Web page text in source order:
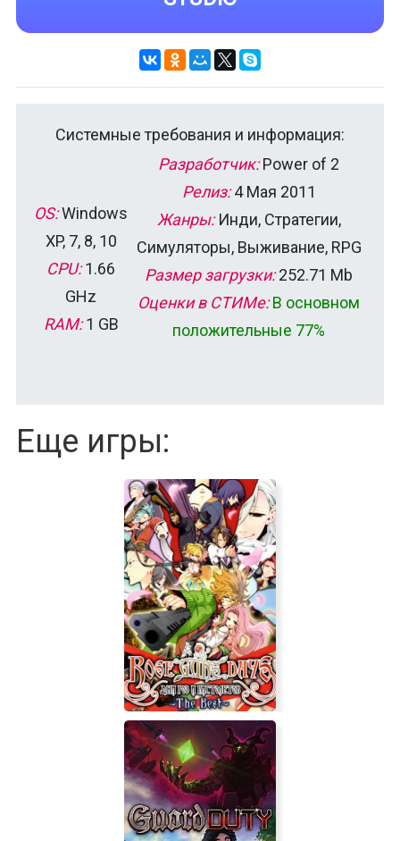
Системные требования и информация:
OS:Windows
XP, 7, 8, 10
CPU:1.66
GHz
RAM:1 GB
Разработчик:Power of 2
Релиз:4 Мая 2011
Жанры:Инди, Стратегии,
Симуляторы, Выживание, RPG
Размер загрузки:252.71 Mb
Оценки в СТИМе: В основном
положительные 77%
Еще игры: